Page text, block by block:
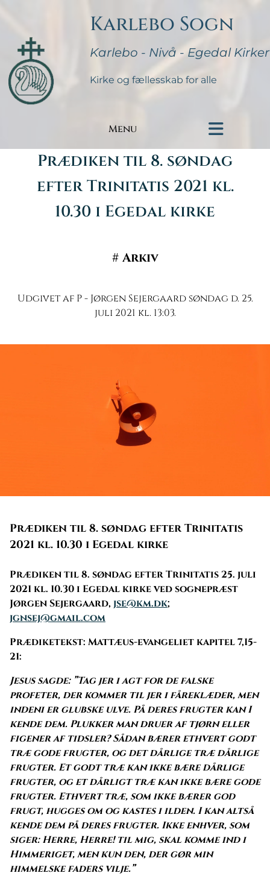
Karlebo Sogn
Karlebo - Nivå - Egedal Kirker
Kirke og fællesskab for alle
Menu
Prædiken til 8. søndag
efter Trinitatis 2021 kl.
10.30 i Egedal kirke
#Arkiv
Udgivet af P - Jørgen Sejergaard søndag d. 25.
juli 2021 kl. 13:03.
Prædiken til 8. søndag efter Trinitatis
2021 kl. 10.30 i Egedal kirke
Prædiken til 8. søndag efter Trinitatis 25. juli
2021 kl. 10.30 i Egedal kirke ved sognepræst
Jørgen Sejergaard, jse@km.dk;
jgnsej@gmail.com
Prædiketekst: Mattæus-evangeliet kapitel 7,15-
21:
Jesus sagde: ”Tag jer i agt for de falske
profeter, der kommer til jer i fåreklæder, men
indeni er glubske ulve. På deres frugter kan I
kende dem. Plukker man druer af tjørn eller
figener af tidsler? Sådan bærer ethvert godt
træ gode frugter, og det dårlige træ dårlige
frugter. Et godt træ kan ikke bære dårlige
frugter, og et dårligt træ kan ikke bære gode
frugter. Ethvert træ, som ikke bærer god
frugt, hugges om og kastes i ilden. I kan altså
kende dem på deres frugter. Ikke enhver, som
siger: Herre, Herre! til mig, skal komme ind i
Himmeriget, men kun den, der gør min
himmelske faders vilje.”